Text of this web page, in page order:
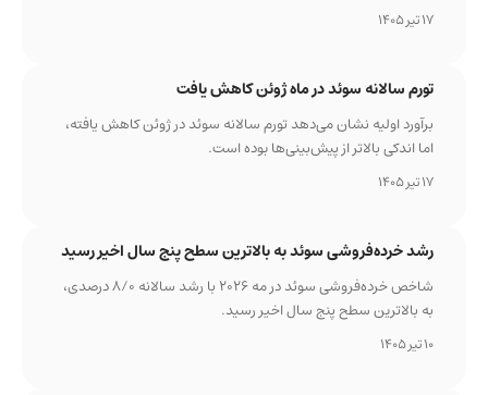
تورم سالانه سوئد در ماه ژوئن کاهش یافت
برآورد اولیه نشان می‌دهد تورم سالانه سوئد در ژوئن کاهش یافته،
اما اندکی بالاتر از پیش‌بینی‌ها بوده است.
رشد خرده‌فروشی سوئد به بالاترین سطح پنج سال اخیر رسید
شاخص خرده‌فروشی سوئد در مه ۲۰۲۶ با رشد سالانه ۸/۰ درصدی،
به بالاترین سطح پنج سال اخیر رسید.